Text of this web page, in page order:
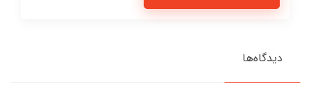
دیدگاه‌ها